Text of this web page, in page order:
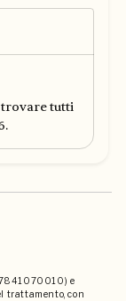
tutti
e
trattamento, con